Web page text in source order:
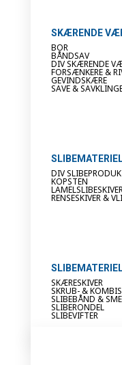
SKÆRENDE
BOR
BÅNDSAV
DIV SKÆRENDE
FORSÆNKERE &
GEVINDSKÆRE
SAVE &
DIV
KOPSTEN
RENSESKIVER &
SKÆRESKIVER
SKRUB- &
SLIBEBÅND &
SLIBERONDEL
SLIBEVIFTER